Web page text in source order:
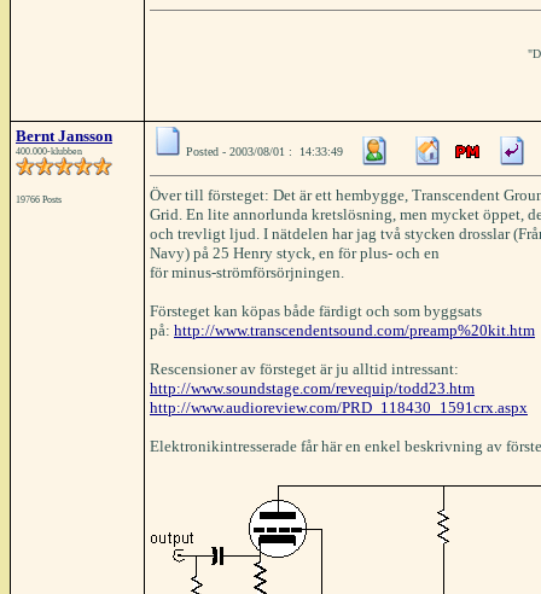
Bernt Jansson
400.000-klubben
19766 Posts
Posted - 2003/08/01 : 14:33:49
Över till försteget: Det är ett hembygge, Transcendent
Grid. En lite annorlunda kretslösning, men mycket öppet,
och trevligt ljud. I nätdelen har jag två stycken drosslar
Navy) på 25 Henry styck, en för plus- och en
för minus-strömförsörjningen.
Försteget kan köpas både färdigt och som byggsats
på: http://www.transcendentsound.com/preamp%20kit.htm
Rescensioner av försteget är ju alltid intressant:
http://www.soundstage.com/revequip/todd23.htm
http://www.audioreview.com/PRD_118430_1591crx.aspx
Elektronikintresserade får här en enkel beskrivning av